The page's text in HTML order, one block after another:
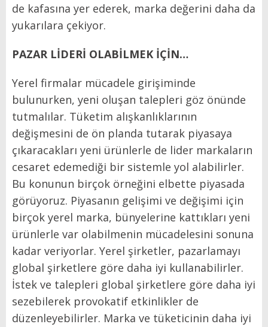
de kafasına yer ederek, marka değerini daha da
yukarılara çekiyor.
PAZAR LİDERİ OLABİLMEK İÇİN…
Yerel firmalar mücadele girişiminde
bulunurken, yeni oluşan talepleri göz önünde
tutmalılar. Tüketim alışkanlıklarının
değişmesini de ön planda tutarak piyasaya
çıkaracakları yeni ürünlerle de lider markaların
cesaret edemediği bir sistemle yol alabilirler.
Bu konunun birçok örneğini elbette piyasada
görüyoruz. Piyasanın gelişimi ve değişimi için
birçok yerel marka, bünyelerine kattıkları yeni
ürünlerle var olabilmenin mücadelesini sonuna
kadar veriyorlar. Yerel şirketler, pazarlamayı
global şirketlere göre daha iyi kullanabilirler.
İstek ve talepleri global şirketlere göre daha iyi
sezebilerek provokatif etkinlikler de
düzenleyebilirler. Marka ve tüketicinin daha iyi